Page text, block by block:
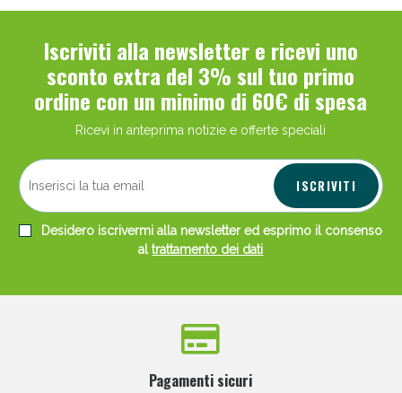
Iscriviti alla newsletter e ricevi uno
sconto extra del 3% sul tuo primo
ordine con un minimo di 60€ di spesa
Ricevi in anteprima notizie e offerte speciali
ISCRIVITI
Desidero iscrivermi alla newsletter ed esprimo il consenso
altrattamento dei dati
Pagamenti sicuri